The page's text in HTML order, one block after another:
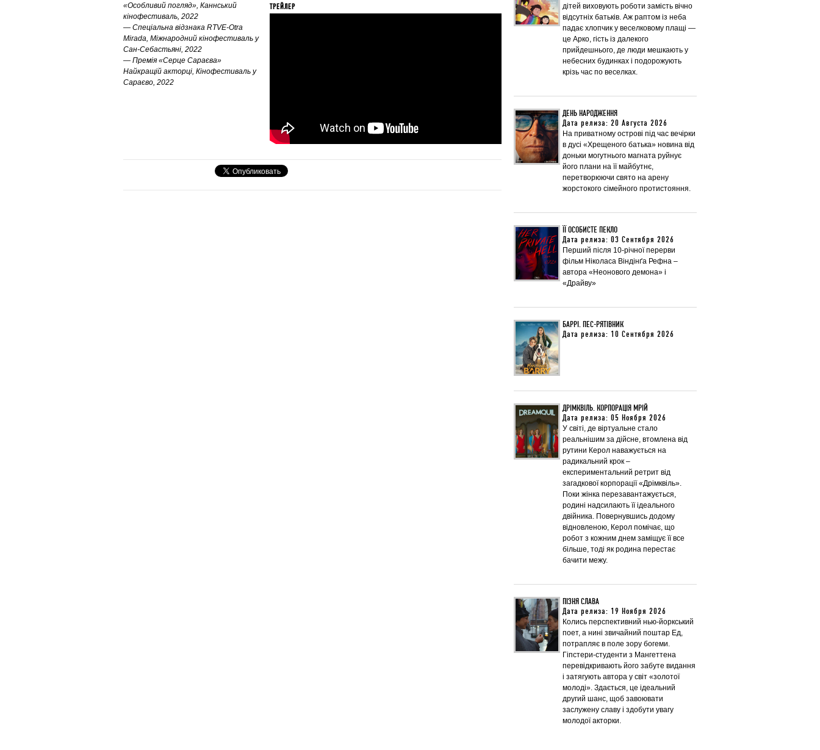
«Особливий погляд», Каннський
кінофестиваль, 2022
— Спеціальна відзнака RTVE-Otra
Mirada, Міжнародний кінофестиваль у
Сан-Себастьяні, 2022
— Премія «Серце Сараєва»
Найкращій акторці, Кінофестиваль у
Сараєво, 2022
ТРЕЙЛЕР
дітей виховують роботи замість вічно
відсутніх батьків. Аж раптом із неба
падає хлопчик у веселковому плащі —
це Арко, гість із далекого
прийдешнього, де люди мешкають у
небесних будинках і подорожують
крізь час по веселках.
ДЕНЬ НАРОДЖЕННЯ
Дата релиза: 20 Августа 2026
На приватному острові під час вечірки
в дусі «Хрещеного батька» новина від
доньки могутнього магната руйнує
його плани на її майбутнє,
перетворюючи свято на арену
жорстокого сімейного протистояння.
ЇЇ ОСОБИСТЕ ПЕКЛО
Дата релиза: 03 Сентября 2026
Перший після 10-річної перерви
фільм Ніколаса Віндінґа Рефна –
автора «Неонового демона» і
«Драйву»
БАРРІ. ПЕС-РЯТІВНИК
Дата релиза: 10 Сентября 2026
ДРІМКВІЛЬ. КОРПОРАЦІЯ МРІЙ
Дата релиза: 05 Ноября 2026
У світі, де віртуальне стало
реальнішим за дійсне, втомлена від
рутини Керол наважується на
радикальний крок –
експериментальний ретрит від
загадкової корпорації «Дрімквіль».
Поки жінка перезавантажується,
родині надсилають її ідеального
двійника. Повернувшись додому
відновленою, Керол помічає, що
робот з кожним днем заміщує її все
більше, тоді як родина перестає
бачити межу.
ПІЗНЯ СЛАВА
Дата релиза: 19 Ноября 2026
Колись перспективний нью-йоркський
поет, а нині звичайний поштар Ед,
потрапляє в поле зору богеми.
Гіпстери-студенти з Мангеттена
перевідкривають його забуте видання
і затягують автора у світ «золотої
молоді». Здається, це ідеальний
другий шанс, щоб завоювати
заслужену славу і здобути увагу
молодої акторки.